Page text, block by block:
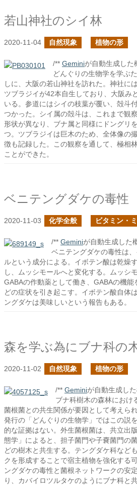
若山神社のシイ林
2020-11-04 自然現象 植物の形
/** Geminiが自動生成した
どんぐりの生物学を学ぶ
しに、大阪の若山神社を訪れた。神社に
ツブラジイが42本自生しており、大阪み
いる。参道にはシイの枝葉が覆い、殻斗
つかった。シイ属の殻斗は、これまで観
形状が異なり、ブナ属と同様にドングリ
つ。ツブラジイは巨木のため、全体像の
徴も記録した。この観察を通して、極相
ことができた。
ベニテングダケの毒性
2020-11-03 化学全般 ビタミン・
/** Geminiが自動生成した
ベニテングダケの毒性は
ルという成分による。イボテン酸は乾燥
し、ムッシモールへと変化する。ムッシ
GABAの作動薬として働き、GABAの機
どの症状を引き起こす。イボテン酸自体
ングダケは美味しいという報告もある。
森を学ぶ為にブナ科の
2020-11-02 自然現象 植物の形
/** Geminiが自動生成し
ブナ科樹木の森林におけ
菌根菌との共生関係が要因として考えら
発行の「どんぐりの生物学」ではこの説
的な証拠はない。外生菌根菌は、共立出
態学」によると、担子菌門や子嚢菌門の
どの樹木と共生する。テングダケ科など
クを形成することで宿主植物を強化する
ングダケの毒性と菌根ネットワークの安
り、カバイロツルタケのようにブナ科と